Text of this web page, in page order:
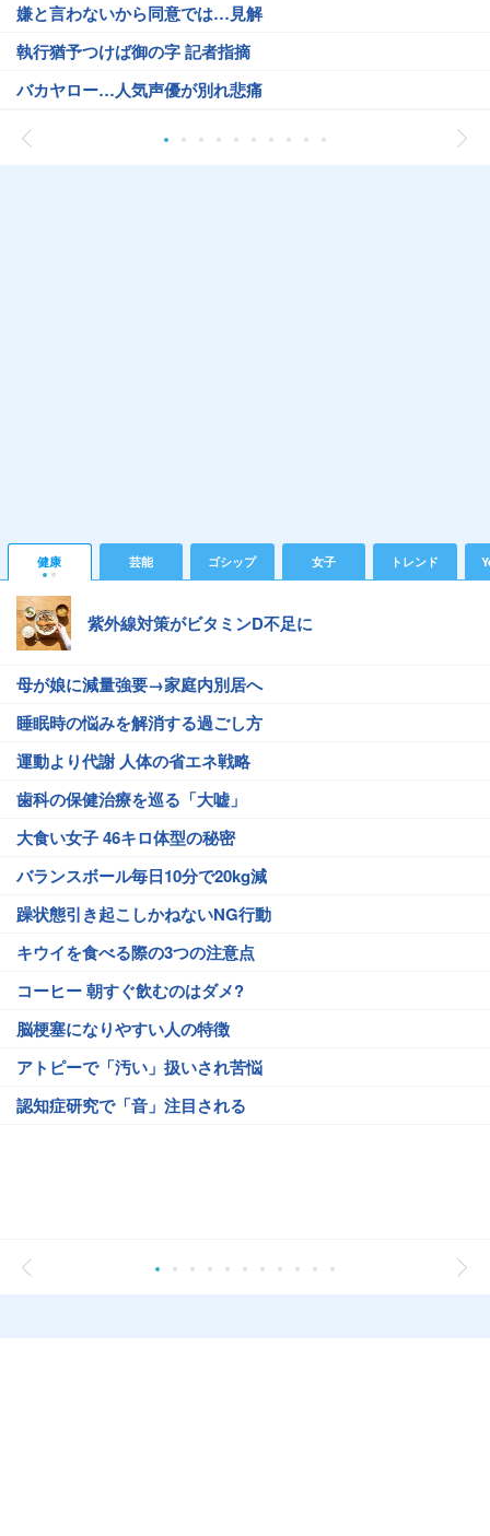
嫌と言わないから同意では…見解
執行猶予つけば御の字 記者指摘
バカヤロー…人気声優が別れ悲痛
健康 芸能 ゴシップ 女子 トレンド
紫外線対策がビタミンD不足に
母が娘に減量強要→家庭内別居へ
睡眠時の悩みを解消する過ごし方
運動より代謝 人体の省エネ戦略
歯科の保健治療を巡る「大嘘」
大食い女子 46キロ体型の秘密
バランスボール毎日10分で20kg減
躁状態引き起こしかねないNG行動
キウイを食べる際の3つの注意点
コーヒー 朝すぐ飲むのはダメ?
脳梗塞になりやすい人の特徴
アトピーで「汚い」扱いされ苦悩
認知症研究で「音」注目される